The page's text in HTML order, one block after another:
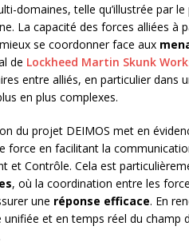
domaines, telle qu’illustrée par
La capacité des forces alliées
se coordonner face aux
de Lockheed Martin Skunk
entre alliés, en particulier
en plus complexes.
du projet DEIMOS met en
force en facilitant la
et Contrôle. Cela est
, où la coordination entre les
une réponse efficace. En
et en temps réel du champ